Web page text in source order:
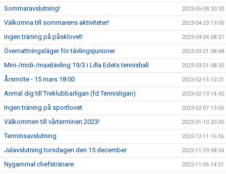
Sommaravslutning! 2023-05-08 20:30
Välkomna till sommarens aktiviteter! 2023-04-23 19:00
Ingen träning på påsklovet! 2023-04-04 08:57
Övernattningsläger för tävlingsjuniorer 2023-03-21 08:48
Mini-/midi-/maxitävling 19/3 i Lilla Edets tennishall 2023-03-21 08:35
Årsmöte - 15 mars 18:00 2023-02-15 10:21
Anmäl dig till Treklubbarligan (fd Tennisligan) 2023-02-13 14:40
Ingen träning på sportlovet 2023-02-07 13:06
Välkommen till vårterminen 2023! 2023-01-10 20:00
Terminsavslutning 2022-12-11 16:56
Julavslutning torsdagen den 15 december 2022-11-29 08:54
Nygammal chefstränare 2022-11-06 14:51